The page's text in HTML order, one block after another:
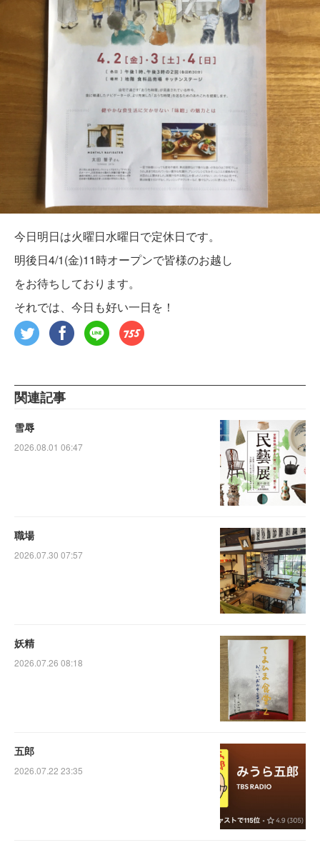
今日明日は火曜日水曜日で定休日です。
明後日4/1(金)11時オープンで皆様のお越し
をお待ちしております。
それでは、今日も好い一日を！
関連記事
雪辱
2026.08.01 06:47
職場
2026.07.30 07:57
妖精
2026.07.26 08:18
五郎
2026.07.22 23:35